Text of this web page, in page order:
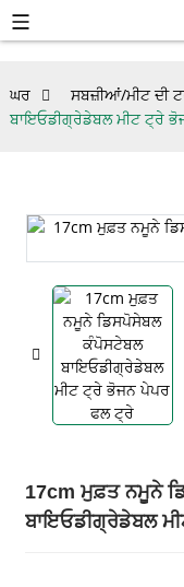
ਘਰ ਸਬਜ਼ੀਆਂ/ਮੀਟ ਦੀ
ਬਾਇਓਡੀਗ੍ਰੇਡੇਬਲ ਮੀਟ ਟ੍ਰੇ
17cm ਮੁਫ਼ਤ ਨਮੂਨੇ
ਬਾਇਓਡੀਗ੍ਰੇਡੇਬਲ